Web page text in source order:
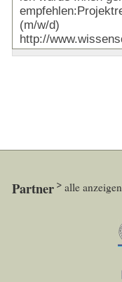
Partner alle anzeigen